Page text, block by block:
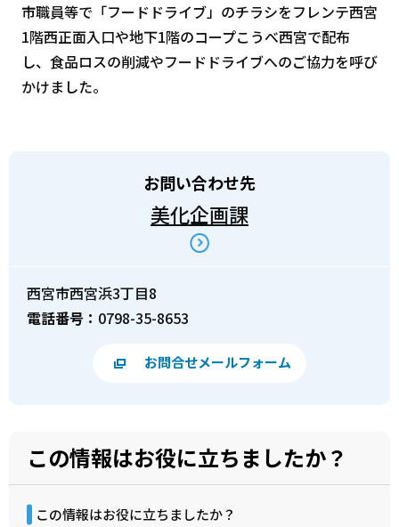
市職員等で「フードドライブ」のチラシをフレンテ西宮
1階西正面入口や地下1階のコープこうべ西宮で配布
し、食品ロスの削減やフードドライブへのご協力を呼び
かけました。
お問い合わせ先
美化企画課
西宮市西宮浜3丁目8
電話番号： 0798-35-8653
お問合せメールフォーム
この情報はお役に立ちましたか？
この情報はお役に立ちましたか？